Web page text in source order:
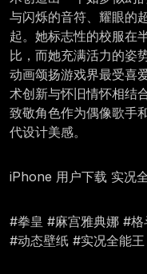
与闪烁的音符、耀眼的
起。她标志性的校服在
比，而她充满活力的姿
动画颂扬游戏界最受喜
术创新与怀旧情怀相结
致敬角色作为偶像歌手
代设计美感。
iPhone 用户下载 实况
#拳皇 #麻宫雅典娜 #
#动态壁纸 #实况全能王